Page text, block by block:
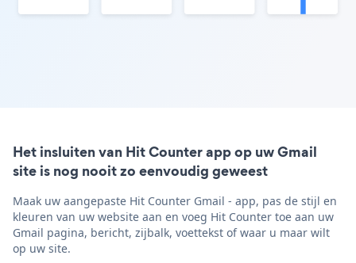
Het insluiten van Hit Counter app op uw Gmail
site is nog nooit zo eenvoudig geweest
Maak uw aangepaste Hit Counter Gmail - app, pas de stijl en
kleuren van uw website aan en voeg Hit Counter toe aan uw
Gmail pagina, bericht, zijbalk, voettekst of waar u maar wilt
op uw site.